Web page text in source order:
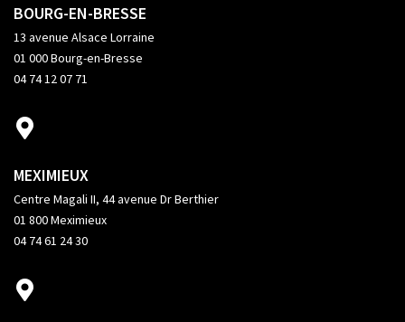
BOURG-EN-BRESSE
13 avenue Alsace Lorraine
01 000 Bourg-en-Bresse
04 74 12 07 71
MEXIMIEUX
Centre Magali II, 44 avenue Dr Berthier
01 800 Meximieux
04 74 61 24 30